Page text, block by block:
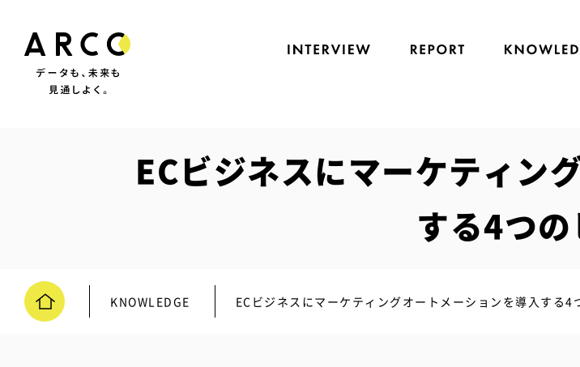
ECビジネスにマーケティン
する4つの
KNOWLEDGE ECビジネスにマーケティングオートメーションを導入する4